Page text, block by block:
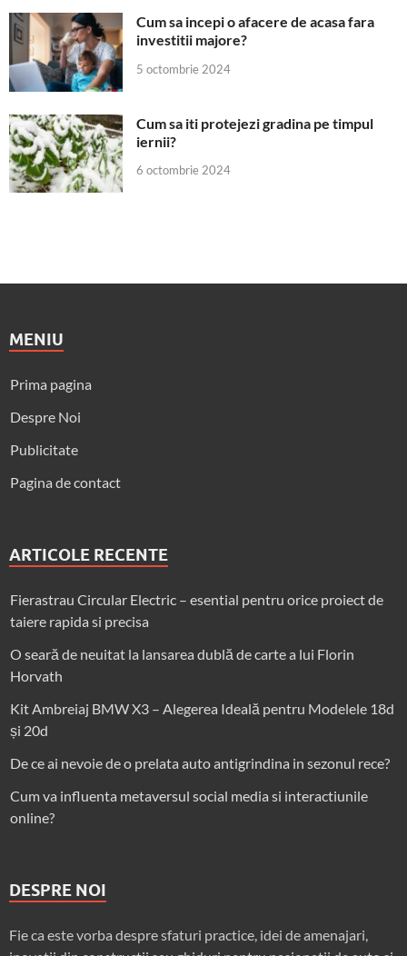
Cum sa incepi o afacere de acasa fara
investitii majore?
5 octombrie 2024
Cum sa iti protejezi gradina pe timpul
iernii?
6 octombrie 2024
MENIU
Prima pagina
Despre Noi
Publicitate
Pagina de contact
ARTICOLE RECENTE
Fierastrau Circular Electric – esential pentru orice proiect de
taiere rapida si precisa
O seară de neuitat la lansarea dublă de carte a lui Florin
Horvath
Kit Ambreiaj BMW X3 – Alegerea Ideală pentru Modelele 18d
și 20d
De ce ai nevoie de o prelata auto antigrindina in sezonul rece?
Cum va influenta metaversul social media si interactiunile
online?
DESPRE NOI
Fie ca este vorba despre sfaturi practice, idei de amenajari,